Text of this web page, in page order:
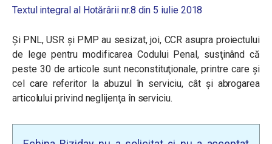
Textul integral al Hotărârii nr.8 din 5 iulie 2018
Şi PNL, USR şi PMP au sesizat, joi, CCR asupra proiectului
de lege pentru modificarea Codului Penal, susţinând că
peste 30 de articole sunt neconstituţionale, printre care şi
cel care referitor la abuzul în serviciu, cât şi abrogarea
articolului privind neglijenţa în serviciu.